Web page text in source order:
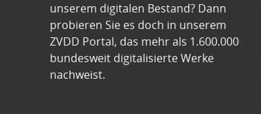
unserem digitalen Bestand? Dann
probieren Sie es doch in unserem
ZVDD Portal, das mehr als 1.600.000
bundesweit digitalisierte Werke
nachweist.